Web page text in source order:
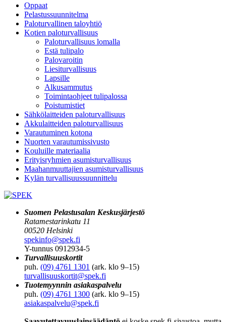
Oppaat
Pelastussuunnitelma
Paloturvallinen taloyhtiö
Kotien paloturvallisuus
Paloturvallisuus lomalla
Estä tulipalo
Palovaroitin
Liesiturvallisuus
Lapsille
Alkusammutus
Toimintaohjeet tulipalossa
Poistumistiet
Sähkölaitteiden paloturvallisuus
Akkulaitteiden paloturvallisuus
Varautuminen kotona
Nuorten varautumissivusto
Kouluille materiaalia
Erityisryhmien asumisturvallisuus
Maahanmuuttajien asumisturvallisuus
Kylän turvallisuussuunnittelu
Suomen Pelastusalan Keskusjärjestö
Ratamestarinkatu 11
00520 Helsinki
spekinfo@spek.fi
Y-tunnus 0912934-5
Turvallisuuskortit
puh. (09) 4761 1301 (ark. klo 9–15)
turvallisuuskortit@spek.fi
Tuotemyynnin asiakaspalvelu
puh. (09) 4761 1300 (ark. klo 9–15)
asiakaspalvelu@spek.fi